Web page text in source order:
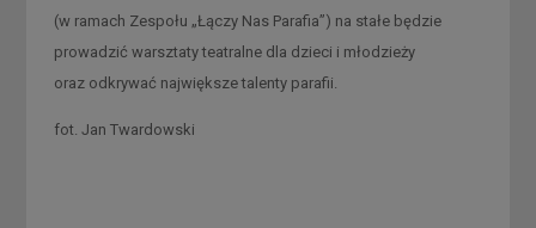
(w ramach Zespołu „Łączy Nas Parafia”) na stałe będzie
prowadzić warsztaty teatralne dla dzieci i młodzieży
oraz odkrywać największe talenty parafii.
fot. Jan Twardowski